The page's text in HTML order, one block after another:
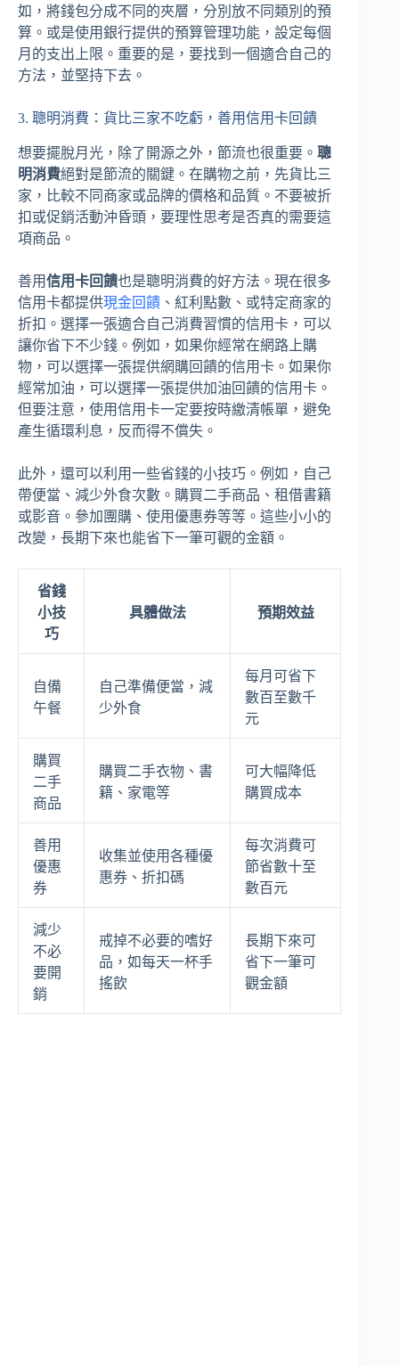
如，將錢包分成不同的夾層，分別放不同類別的預
算。或是使用銀行提供的預算管理功能，設定每個
月的支出上限。重要的是，要找到一個適合自己的
方法，並堅持下去。
3. 聰明消費：貨比三家不吃虧，善用信用卡回饋
想要擺脫月光，除了開源之外，節流也很重要。 聰
明消費絕對是節流的關鍵。在購物之前，先貨比三
家，比較不同商家或品牌的價格和品質。不要被折
扣或促銷活動沖昏頭，要理性思考是否真的需要這
項商品。
善用信用卡回饋也是聰明消費的好方法。現在很多
信用卡都提供現金回饋 、紅利點數、或特定商家的
折扣。選擇一張適合自己消費習慣的信用卡，可以
讓你省下不少錢。例如，如果你經常在網路上購
物，可以選擇一張提供網購回饋的信用卡。如果你
經常加油，可以選擇一張提供加油回饋的信用卡。
但要注意，使用信用卡一定要按時繳清帳單，避免
產生循環利息，反而得不償失。
此外，還可以利用一些省錢的小技巧。例如，自己
帶便當、減少外食次數。購買二手商品、租借書籍
或影音。參加團購、使用優惠券等等。這些小小的
改變，長期下來也能省下一筆可觀的金額。
省錢
小技
巧
具體做法 預期效益
自備
午餐
自己準備便當，減
少外食
每月可省下
數百至數千
元
購買
二手
商品
購買二手衣物、書
籍、家電等
可大幅降低
購買成本
善用
優惠
券
收集並使用各種優
惠券、折扣碼
每次消費可
節省數十至
數百元
減少
不必
要開
銷
戒掉不必要的嗜好
品，如每天一杯手
搖飲
長期下來可
省下一筆可
觀金額